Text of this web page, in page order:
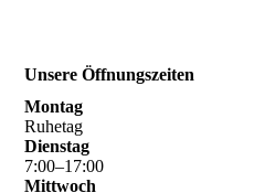
Unsere Öffnungszeiten
Montag
Ruhetag
Dienstag
7:00–17:00
Mittwoch